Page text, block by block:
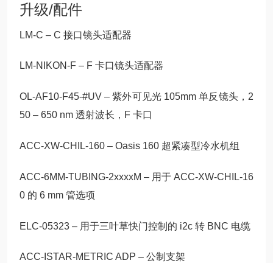
升级/配件
LM-C – C 接口镜头适配器
LM-NIKON-F – F 卡口镜头适配器
OL-AF10-F45-#UV – 紫外可见光 105mm 单反镜头，2
50 – 650 nm 透射波长，F 卡口
ACC-XW-CHIL-160 – Oasis 160 超紧凑型冷水机组
ACC-6MM-TUBING-2xxxxM – 用于 ACC-XW-CHIL-16
0 的 6 mm 管选项
ELC-05323 – 用于三叶草快门控制的 i2c 转 BNC 电缆
ACC-ISTAR-METRIC ADP – 公制支架